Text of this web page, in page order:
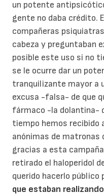
un potente
gente no daba crédito.
compañeras
cabeza y preguntaban
posible este uso si no
se le ocurre dar un
tranquilizante mayor a
excusa -falsa- de que
fármaco -la dolantina-
tiempo hemos recibido
anónimas de matronas
gracias a esta
retirado el haloperidol
querido hacerlo público
que estaban